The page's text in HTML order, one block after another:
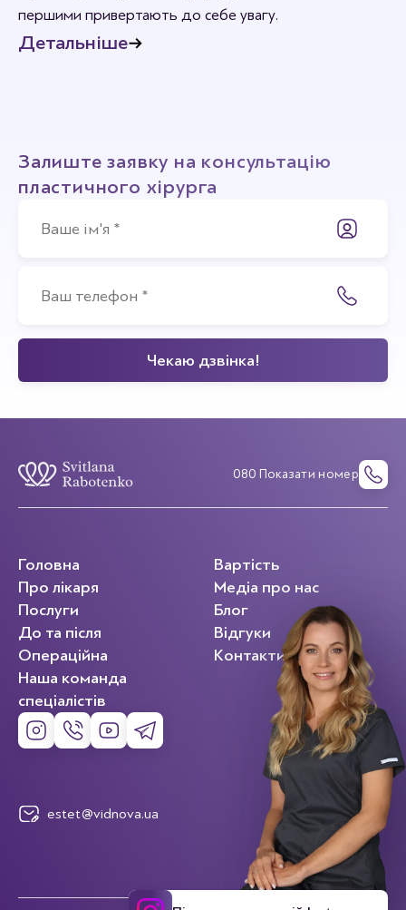
першими привертають до себе увагу.
Детальніше
Залиште заявку на консультацію
пластичного хірурга
080 Показати номер
Головна
Про лікаря
Послуги
До та після
Операційна
Наша команда
спеціалістів
Вартість
Медіа про нас
Блог
Відгуки
Контакти
estet@vidnova.ua